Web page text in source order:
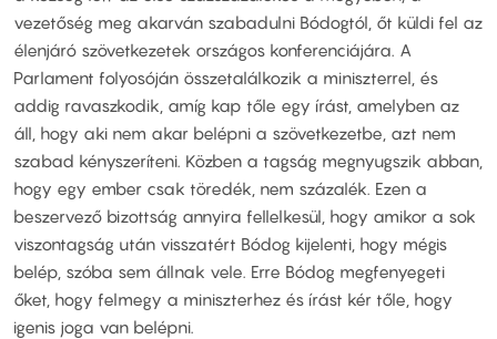
vezetőség meg akarván szabadulni Bódogtól, őt küldi fel az
élenjáró szövetkezetek országos konferenciájára. A
Parlament folyosóján összetalálkozik a miniszterrel, és
addig ravaszkodik, amíg kap tőle egy írást, amelyben az
áll, hogy aki nem akar belépni a szövetkezetbe, azt nem
szabad kényszeríteni. Közben a tagság megnyugszik abban,
hogy egy ember csak töredék, nem százalék. Ezen a
beszervező bizottság annyira fellelkesül, hogy amikor a sok
viszontagság után visszatért Bódog kijelenti, hogy mégis
belép, szóba sem állnak vele. Erre Bódog megfenyegeti
őket, hogy felmegy a miniszterhez és írást kér tőle, hogy
igenis joga van belépni.